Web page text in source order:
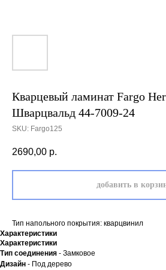
Кварцевый ламинат Fargo
Шварцвальд 44-7009-24
SKU: Fargo125
2690,00 р.
добавить в
Тип напольного покрытия: кварцвинил
Характеристики
Характеристики
Тип соединения - Замковое
Дизайн - Под дерево